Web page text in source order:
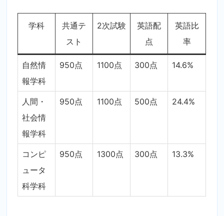
学科
共通テ
スト
2次試験
英語配
点
英語比
率
自然情
報学科
950点 1100点 300点 14.6%
人間・
社会情
報学科
950点 1100点 500点 24.4%
コンピ
ュータ
科学科
950点 1300点 300点 13.3%